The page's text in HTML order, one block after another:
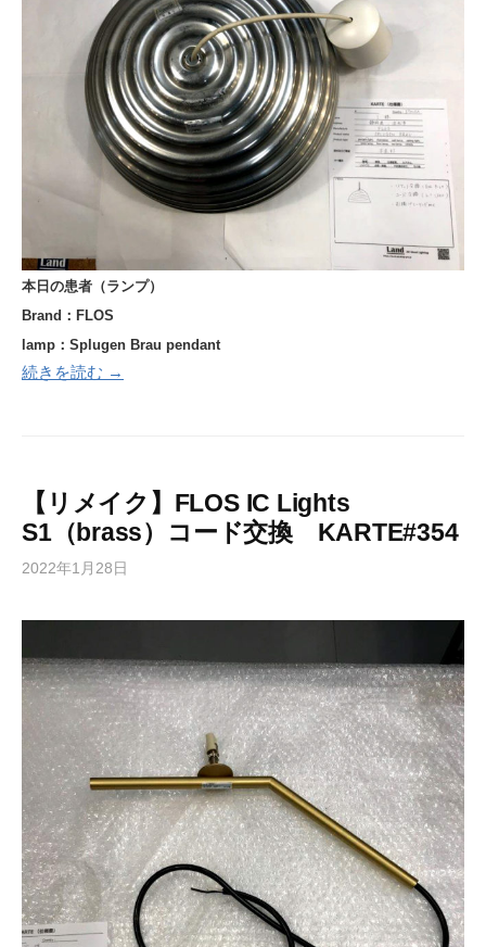
本日の患者（ランプ）
Brand：FLOS
lamp：Splugen Brau pendant
続きを読む →
【リメイク】FLOS IC Lights
S1（brass）コード交換 KARTE#354
2022年1月28日